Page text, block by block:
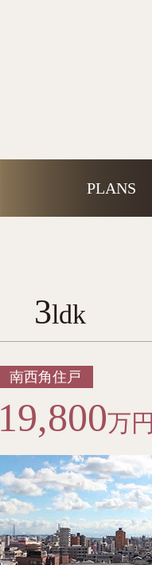
PLANS
3ldk
南西角住戸
19,800万円